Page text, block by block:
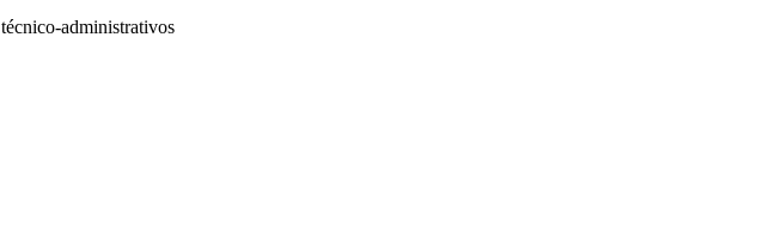
administrativos